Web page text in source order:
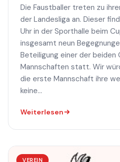
Die Faustballer treten zu
der Landesliga an. Dieser
Uhr in der Sporthalle beim
insgesamt neun
Beteiligung einer der beiden
Mannschaften statt. Wir
die erste Mannschaft ihre
keine...
Weiterlesen
VEREIN